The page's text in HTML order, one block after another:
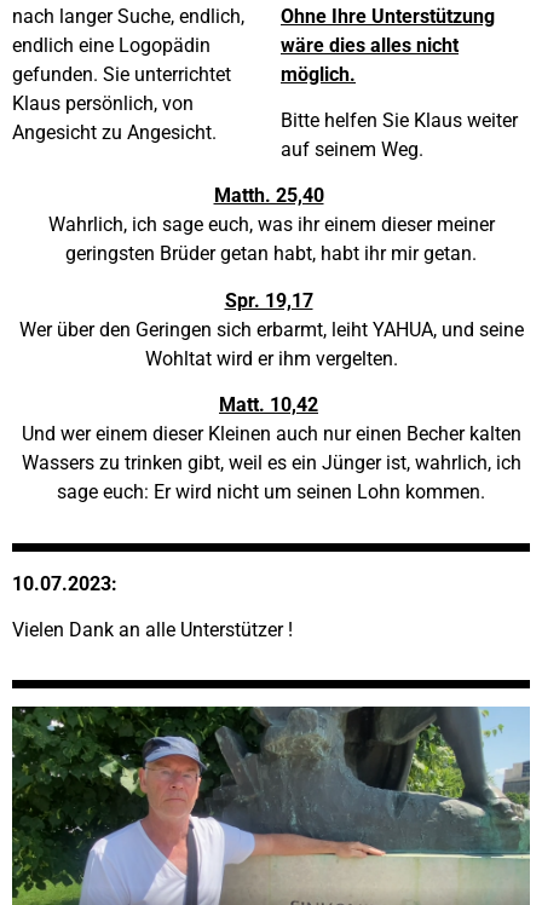
nach langer Suche, endlich,
endlich eine Logopädin
gefunden. Sie unterrichtet
Klaus persönlich, von
Angesicht zu Angesicht.
Ohne Ihre Unterstützung
wäre dies alles nicht
möglich.
Bitte helfen Sie Klaus weiter
auf seinem Weg.
Matth. 25,40
Wahrlich, ich sage euch, was ihr einem dieser meiner
geringsten Brüder getan habt, habt ihr mir getan.
Spr. 19,17
Wer über den Geringen sich erbarmt, leiht YAHUA, und seine
Wohltat wird er ihm vergelten.
Matt. 10,42
Und wer einem dieser Kleinen auch nur einen Becher kalten
Wassers zu trinken gibt, weil es ein Jünger ist, wahrlich, ich
sage euch: Er wird nicht um seinen Lohn kommen.
10.07.2023:
Vielen Dank an alle Unterstützer !